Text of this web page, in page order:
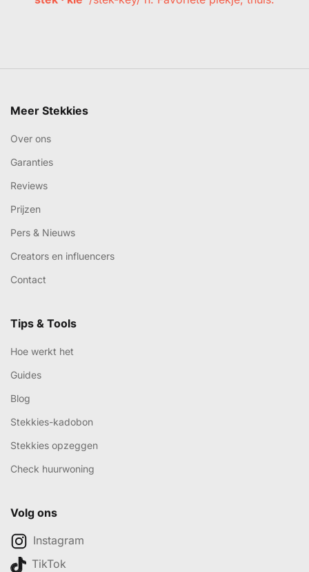
Meer Stekkies
Over ons
Garanties
Reviews
Prijzen
Pers & Nieuws
Creators en influencers
Contact
Tips & Tools
Hoe werkt het
Guides
Blog
Stekkies-kadobon
Stekkies opzeggen
Check huurwoning
Volg ons
Instagram
TikTok